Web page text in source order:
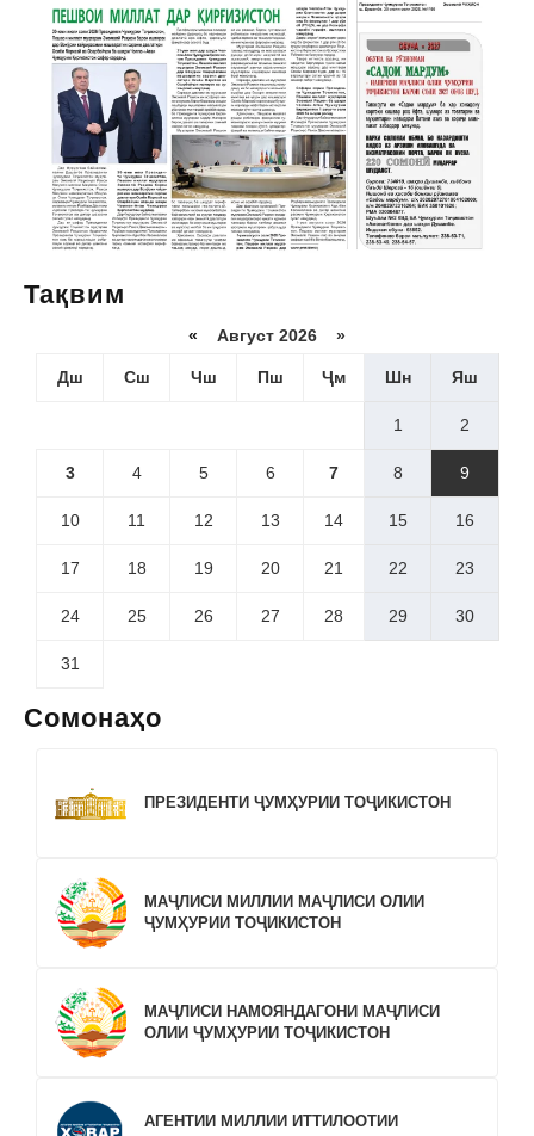
Тақвим
« Август 2026 »
Дш Сш Чш Пш Ҷм Шн Яш
1 2
3 4 5 6 7 8 9
10 11 12 13 14 15 16
17 18 19 20 21 22 23
24 25 26 27 28 29 30
31
Сомонаҳо
ПРЕЗИДЕНТИ ҶУМҲУРИИ ТОҶИКИСТОН
МАҶЛИСИ МИЛЛИИ МАҶЛИСИ ОЛИИ
ҶУМҲУРИИ ТОҶИКИСТОН
МАҶЛИСИ НАМОЯНДАГОНИ МАҶЛИСИ
ОЛИИ ҶУМҲУРИИ ТОҶИКИСТОН
АГЕНТИИ МИЛЛИИ ИТТИЛООТИИ